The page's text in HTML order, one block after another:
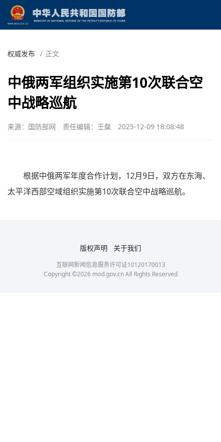
权威发布 / 正文
中俄两军组织实施第10次联合空
中战略巡航
来源：国防部网 责任编辑：王粲 2025-12-09 18:08:48
根据中俄两军年度合作计划，12月9日，双方在东海、
太平洋西部空域组织实施第10次联合空中战略巡航。
版权声明 关于我们
互联网新闻信息服务许可证10120170013
Copyright ©2026mod.gov.cn All Rights Reserved